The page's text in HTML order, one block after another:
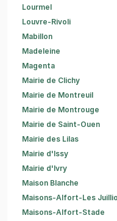
Lourmel
Louvre-Rivoli
Mabillon
Madeleine
Magenta
Mairie de Clichy
Mairie de Montreuil
Mairie de Montrouge
Mairie de Saint-Ouen
Mairie des Lilas
Mairie d'Issy
Mairie d'Ivry
Maison Blanche
Maisons-Alfort-Les
Maisons-Alfort-Stade